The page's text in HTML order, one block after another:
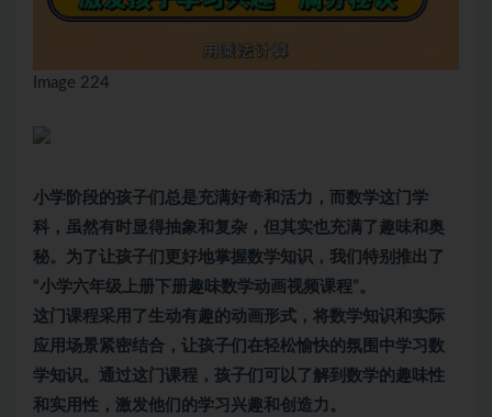
Image 224
小学阶段的孩子们总是充满好奇和活力，而数学这门学
科，虽然有时显得抽象和复杂，但其实也充满了趣味和奥
秘。为了让孩子们更好地掌握数学知识，我们特别推出了
“小学六年级上册下册趣味数学动画视频课程”。
这门课程采用了生动有趣的动画形式，将数学知识和实际
应用场景紧密结合，让孩子们在轻松愉快的氛围中学习数
学知识。通过这门课程，孩子们可以了解到数学的趣味性
和实用性，激发他们的学习兴趣和创造力。